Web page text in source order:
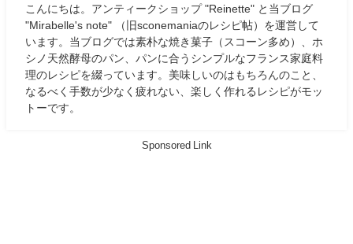
こんにちは。アンティークショップ "Reinette" と当ブログ
"Mirabelle's note" （旧sconemaniaのレシピ帖）を運営して
います。当ブログでは素朴な焼き菓子（スコーン多め）、ホ
シノ天然酵母のパン、パンに合うシンプルなフランス家庭料
理のレシピを綴っています。美味しいのはもちろんのこと、
なるべく手数が少なく疲れない、楽しく作れるレシピがモッ
トーです。
Sponsored Link